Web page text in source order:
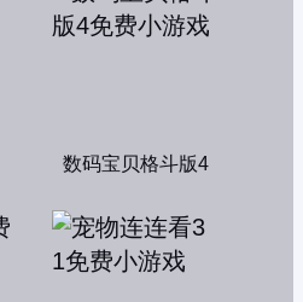
数码宝贝格斗版4